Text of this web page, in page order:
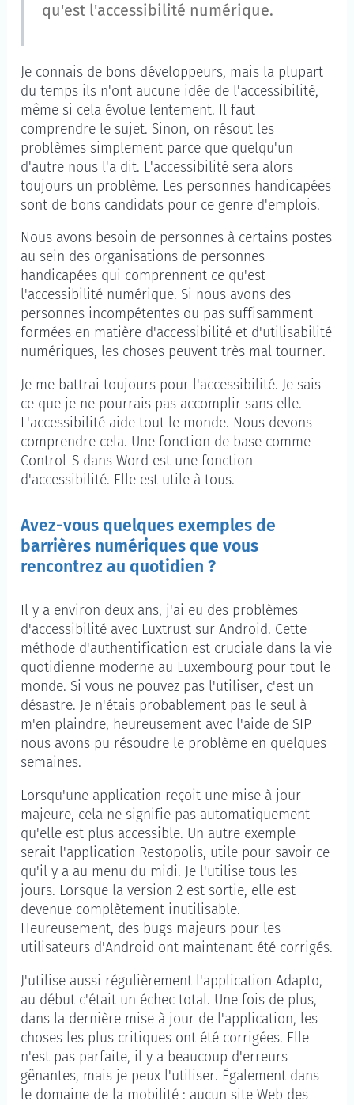
qu'est l'accessibilité numérique.
Je connais de bons développeurs, mais la plupart
du temps ils n'ont aucune idée de l'accessibilité,
même si cela évolue lentement. Il faut
comprendre le sujet. Sinon, on résout les
problèmes simplement parce que quelqu'un
d'autre nous l'a dit. L'accessibilité sera alors
toujours un problème. Les personnes handicapées
sont de bons candidats pour ce genre d'emplois.
Nous avons besoin de personnes à certains postes
au sein des organisations de personnes
handicapées qui comprennent ce qu'est
l'accessibilité numérique. Si nous avons des
personnes incompétentes ou pas suffisamment
formées en matière d'accessibilité et d'utilisabilité
numériques, les choses peuvent très mal tourner.
Je me battrai toujours pour l'accessibilité. Je sais
ce que je ne pourrais pas accomplir sans elle.
L'accessibilité aide tout le monde. Nous devons
comprendre cela. Une fonction de base comme
Control-S dans Word est une fonction
d'accessibilité. Elle est utile à tous.
Avez-vous quelques exemples de
barrières numériques que vous
rencontrez au quotidien ?
Il y a environ deux ans, j'ai eu des problèmes
d'accessibilité avec Luxtrust sur Android. Cette
méthode d'authentification est cruciale dans la vie
quotidienne moderne au Luxembourg pour tout le
monde. Si vous ne pouvez pas l'utiliser, c'est un
désastre. Je n'étais probablement pas le seul à
m'en plaindre, heureusement avec l'aide de SIP
nous avons pu résoudre le problème en quelques
semaines.
Lorsqu'une application reçoit une mise à jour
majeure, cela ne signifie pas automatiquement
qu'elle est plus accessible. Un autre exemple
serait l'application Restopolis, utile pour savoir ce
qu'il y a au menu du midi. Je l'utilise tous les
jours. Lorsque la version 2 est sortie, elle est
devenue complètement inutilisable.
Heureusement, des bugs majeurs pour les
utilisateurs d'Android ont maintenant été corrigés.
J'utilise aussi régulièrement l'application Adapto,
au début c'était un échec total. Une fois de plus,
dans la dernière mise à jour de l'application, les
choses les plus critiques ont été corrigées. Elle
n'est pas parfaite, il y a beaucoup d'erreurs
gênantes, mais je peux l'utiliser. Également dans
le domaine de la mobilité : aucun site Web des